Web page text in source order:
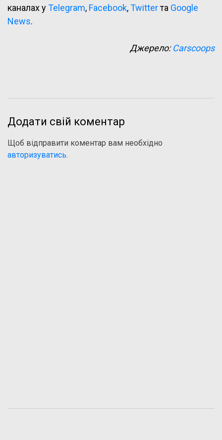
каналах уTelegram, Facebook,Twitterта Google
News.
Джерело:Carscoops
Додати свій коментар
Щоб відправити коментар вам необхідно
авторизуватись.